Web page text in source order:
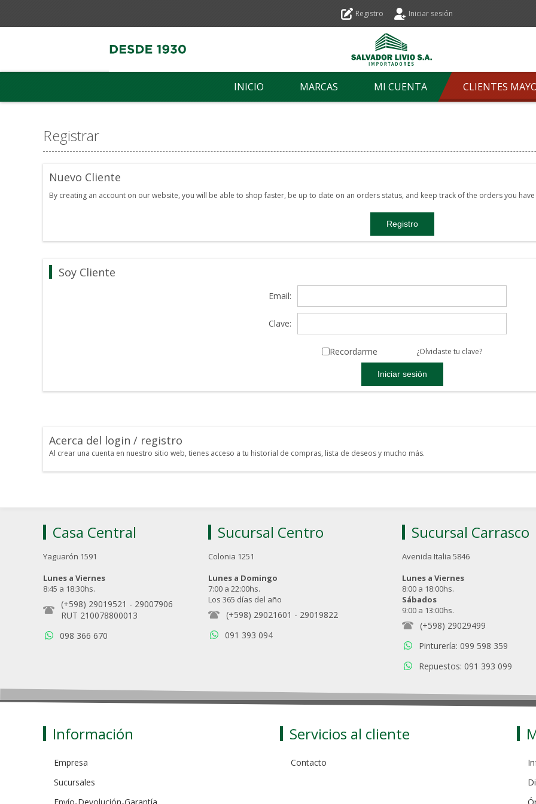
Registro Iniciar sesión
INICIO MARCAS MI CUENTA CLIENTES
Registrar
Nuevo Cliente
By creating an account on our website, you will be able to shop faster, be up to date on an orders status, and keep track of the orders you
Soy Cliente
Email:
Clave:
Recordarme ¿Olvidaste tu clave?
Acerca del login / registro
Al crear una cuenta en nuestro sitio web, tienes acceso a tu historial de compras, lista de deseos y mucho más.
Casa Central
Yaguarón 1591
Lunes a Viernes
8:45 a 18:30hs.
(+598) 29019521 - 29007906
RUT 210078800013
098 366 670
Sucursal Centro
Colonia 1251
Lunes a Domingo
7:00 a 22:00hs.
Los 365 días del año
(+598) 29021601 - 29019822
091 393 094
Sucursal Carrasco
Avenida Italia 5846
Lunes a Viernes
8:00 a 18:00hs.
Sábados
9:00 a 13:00hs.
(+598) 29029499
Pinturería: 099 598 359
Repuestos: 091 393 099
Información
Empresa
Sucursales
Servicios al cliente
Contacto